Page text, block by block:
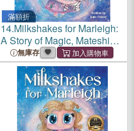
滿額折
14.Milkshakes for Marleigh:
A Story of Magic, Mateship,
& Life-Saving Kindness
無庫存